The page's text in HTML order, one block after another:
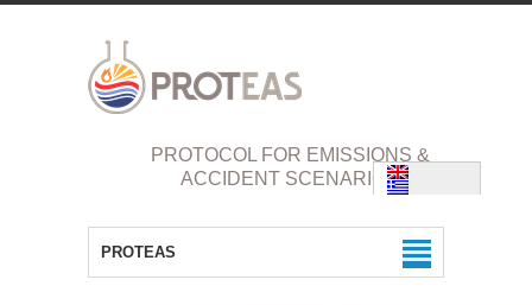
PROTOCOL FOR EMISSIONS &
ACCIDENT SCENARIOS
PROTEAS